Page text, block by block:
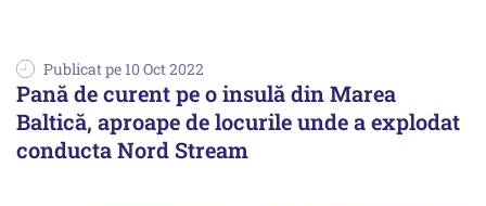
Publicat pe 10 Oct 2022
Pană de curent pe o insulă din Marea
Baltică, aproape de locurile unde a explodat
conducta Nord Stream